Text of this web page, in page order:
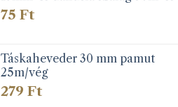
75Ft
Táskaheveder 30 mm pamut
25m/vég
279Ft